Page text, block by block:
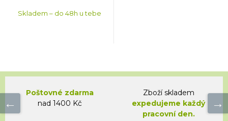
Skladem – do 48h u tebe
Poštovné zdarma
nad 1400 Kč
Zboží skladem
expedujeme každý
pracovní den.